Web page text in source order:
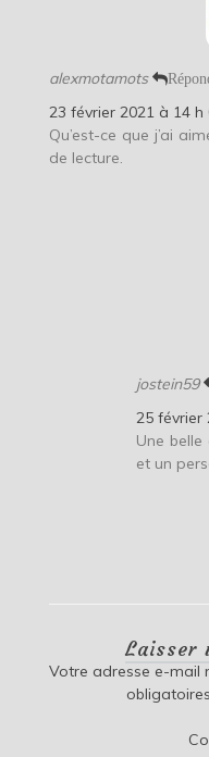
alexmotamots
23 février 2021 à 14 h
Qu’est-ce que j’ai
de lecture.
jostein59
25 février
Une
et un
Laisser
Votre adresse e-mail